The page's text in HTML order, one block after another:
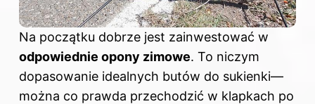
Na początku dobrze jest zainwestować w
odpowiednie opony zimowe. To niczym
dopasowanie idealnych butów do sukienki—
można co prawda przechodzić w klapkach po